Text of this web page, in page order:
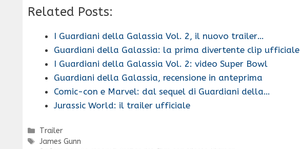
Related Posts:
I Guardiani della Galassia Vol. 2, il nuovo trailer…
Guardiani della Galassia: la prima divertente clip ufficiale
I Guardiani della Galassia Vol. 2: video Super Bowl
Guardiani della Galassia, recensione in anteprima
Comic-con e Marvel: dal sequel di Guardiani della…
Jurassic World: il trailer ufficiale
Categorie
Trailer
Tag
James Gunn